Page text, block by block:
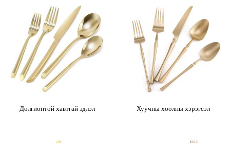
Долгионтой хавтгай эдлэл Хуучны хоолны хэрэгсэл